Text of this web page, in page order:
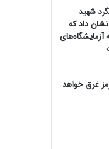
شهید
داد که
غرق خواهد